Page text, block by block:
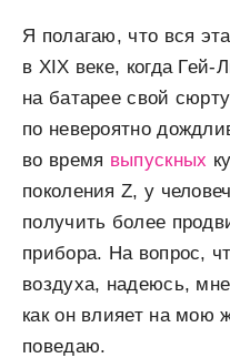
Я полагаю, что вся
в XIX веке, когда
на батарее свой
по невероятно
во время выпускных
поколения Z, у
получить более
прибора. На вопрос,
воздуха, надеюсь,
как он влияет на мою
поведаю.